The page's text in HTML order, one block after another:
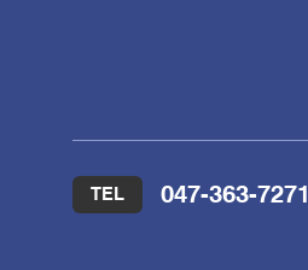
TEL 047-363-7271